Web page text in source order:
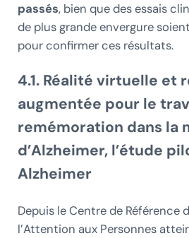
passés, bien que des essais
de plus grande envergure
pour confirmer ces résultats.
4.1. Réalité virtuelle et
augmentée pour le
remémoration dans la
d’Alzheimer, l’étude
Alzheimer
Depuis le Centre de Référence
l’Attention aux Personnes